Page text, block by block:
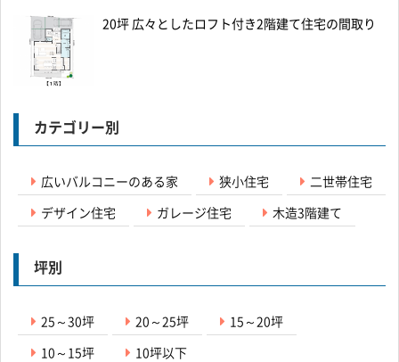
20坪 広々としたロフト付き2階建て住宅の間取り
カテゴリー別
広いバルコニーのある家 狭小住宅 二世帯住宅
デザイン住宅 ガレージ住宅 木造3階建て
坪別
25～30坪 20～25坪 15～20坪
10～15坪 10坪以下